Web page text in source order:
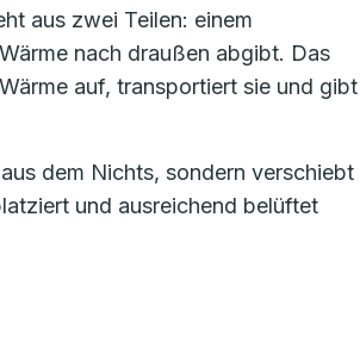
aus zwei Teilen: einem
nach draußen abgibt. Das
auf, transportiert sie und gibt
dem Nichts, sondern verschiebt
und ausreichend belüftet